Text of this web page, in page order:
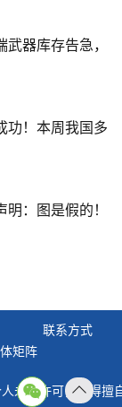
器库存告急，
功！本周我国多
：图是假的！
联系方式
矩阵
未经许可，不得擅